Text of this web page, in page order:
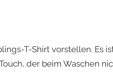
T-Shirt vorstellen. Es
der beim Waschen